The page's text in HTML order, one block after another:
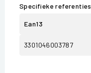
Specifieke referenties
Ean13
3301046003787